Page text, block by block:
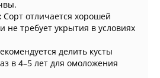
Сорт отличается хорошей
не требует укрытия в условиях
делить кусты
в 4–5 лет для омоложения